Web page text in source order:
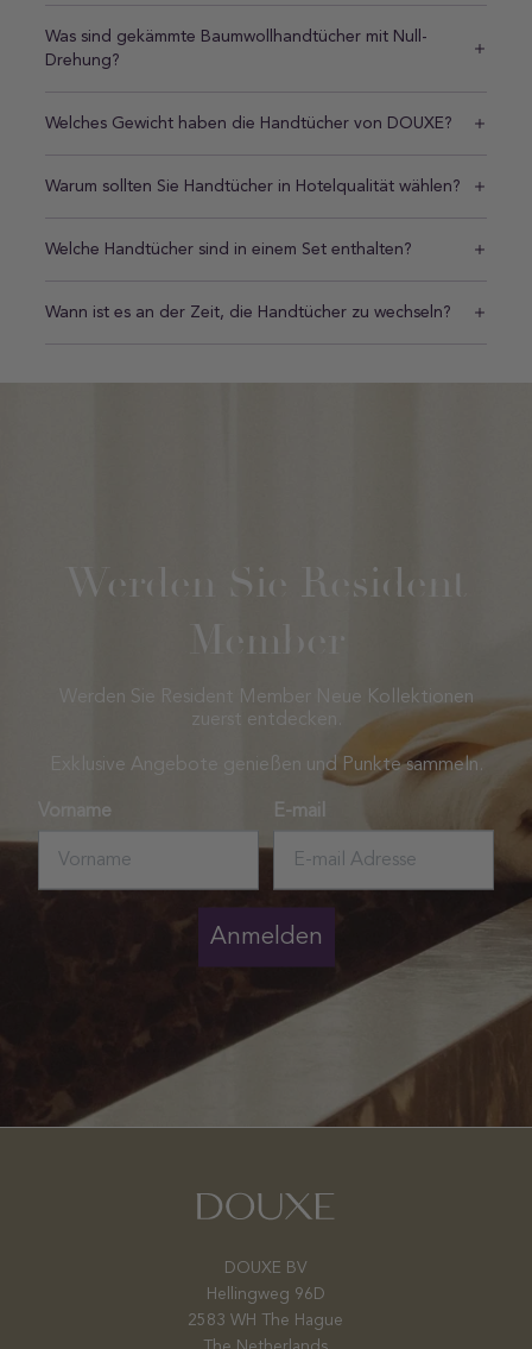
Was sind gekämmte Baumwollhandtücher mit Null-
Drehung?
Welches Gewicht haben die Handtücher von DOUXE?
Warum sollten Sie Handtücher in Hotelqualität wählen?
Welche Handtücher sind in einem Set enthalten?
Wann ist es an der Zeit, die Handtücher zu wechseln?
Werden Sie Resident
Member
Werden Sie Resident Member Neue Kollektionen
zuerst entdecken.
Exklusive Angebote genießen und Punkte sammeln.
Vorname E-mail
Anmelden
DOUXE BV
Hellingweg 96D
2583 WH The Hague